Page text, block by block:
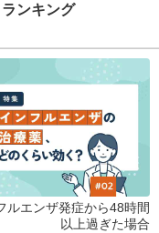
ンキング
ルエンザ発症から48時間
以上過ぎた場合